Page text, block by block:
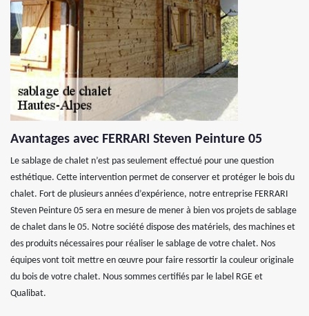
Avantages avec FERRARI Steven Peinture 05
Le sablage de chalet n’est pas seulement effectué pour une question
esthétique. Cette intervention permet de conserver et protéger le bois du
chalet. Fort de plusieurs années d’expérience, notre entreprise FERRARI
Steven Peinture 05 sera en mesure de mener à bien vos projets de sablage
de chalet dans le 05. Notre société dispose des matériels, des machines et
des produits nécessaires pour réaliser le sablage de votre chalet. Nos
équipes vont toit mettre en œuvre pour faire ressortir la couleur originale
du bois de votre chalet. Nous sommes certifiés par le label RGE et
Qualibat.